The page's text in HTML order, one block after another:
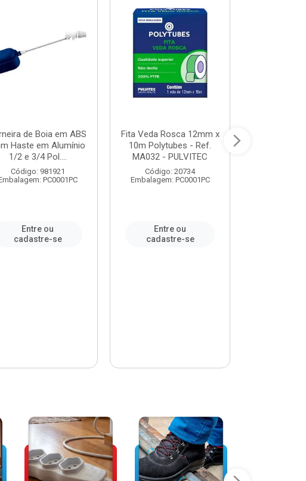
de Boia em ABS
Haste em Alumínio
1/2 e 3/4 Pol....
Código: 981921
PC0001PC
Entre ou
cadastre-se
Fita Veda Rosca 12mm x
10m Polytubes - Ref.
MA032 - PULVITEC
Código: 20734
Embalagem: PC0001PC
Entre ou
cadastre-se